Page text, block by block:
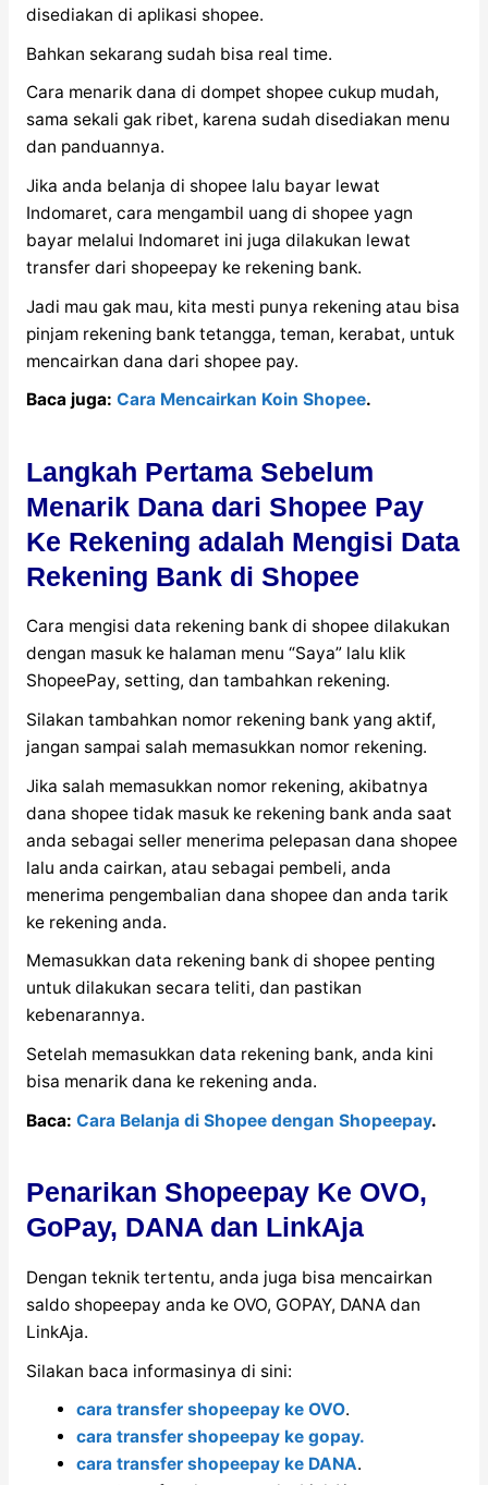
disediakan di aplikasi shopee.
Bahkan sekarang sudah bisa real time.
Cara menarik dana di dompet shopee cukup mudah,
sama sekali gak ribet, karena sudah disediakan menu
dan panduannya.
Jika anda belanja di shopee lalu bayar lewat
Indomaret, cara mengambil uang di shopee yagn
bayar melalui Indomaret ini juga dilakukan lewat
transfer dari shopeepay ke rekening bank.
Jadi mau gak mau, kita mesti punya rekening atau bisa
pinjam rekening bank tetangga, teman, kerabat, untuk
mencairkan dana dari shopee pay.
Baca juga: Cara Mencairkan Koin Shopee.
Langkah Pertama Sebelum
Menarik Dana dari Shopee Pay
Ke Rekening adalah Mengisi Data
Rekening Bank di Shopee
Cara mengisi data rekening bank di shopee dilakukan
dengan masuk ke halaman menu “Saya” lalu klik
ShopeePay, setting, dan tambahkan rekening.
Silakan tambahkan nomor rekening bank yang aktif,
jangan sampai salah memasukkan nomor rekening.
Jika salah memasukkan nomor rekening, akibatnya
dana shopee tidak masuk ke rekening bank anda saat
anda sebagai seller menerima pelepasan dana shopee
lalu anda cairkan, atau sebagai pembeli, anda
menerima pengembalian dana shopee dan anda tarik
ke rekening anda.
Memasukkan data rekening bank di shopee penting
untuk dilakukan secara teliti, dan pastikan
kebenarannya.
Setelah memasukkan data rekening bank, anda kini
bisa menarik dana ke rekening anda.
Baca: Cara Belanja di Shopee dengan Shopeepay.
Penarikan Shopeepay Ke OVO,
GoPay, DANA dan LinkAja
Dengan teknik tertentu, anda juga bisa mencairkan
saldo shopeepay anda ke OVO, GOPAY, DANA dan
LinkAja.
Silakan baca informasinya di sini:
cara transfer shopeepay ke OVO.
cara transfer shopeepay ke gopay.
cara transfer shopeepay ke DANA.